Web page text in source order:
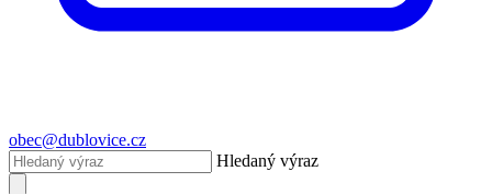
obec@dublovice.cz
Hledaný výraz